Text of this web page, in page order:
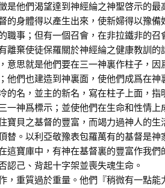
他們渴望達到神經綸之神聖啓示的最
的身體得以產生出來，使新婦得以豫
職事；但有一個召會，在非拉鐵非的
離棄使徒保羅關於神經綸之健康教訓的
思就是他們要在三一神裏作柱子，因
他們也建造到神裏面，使他們成爲在
的名，並主的新名，寫在柱子上面，
一神爲標示；並使他們在生命和性情上
貝之基督的豐富，而竭力過神人的生
替。以利亞敬豫表包羅萬有的基督是
這寶庫中，有神在基督裏的豐富作我們
認己、背起十字架並喪失魂生命。
重質過於重量。他們『稍微有一點能